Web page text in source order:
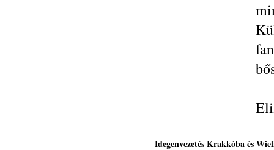
Idegenvezetés Krakkóba és